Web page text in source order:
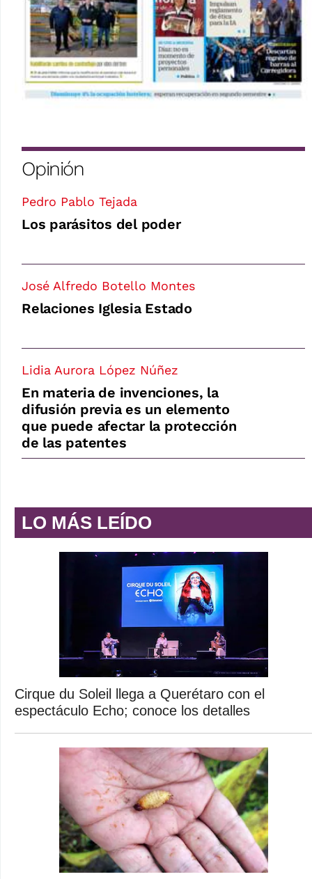
Opinión
Pedro Pablo Tejada
Los parásitos del poder
José Alfredo Botello Montes
Relaciones Iglesia Estado
Lidia Aurora López Núñez
En materia de invenciones, la
difusión previa es un elemento
que puede afectar la protección
de las patentes
LO MÁS LEÍDO
Cirque du Soleil llega a Querétaro con el
espectáculo Echo; conoce los detalles